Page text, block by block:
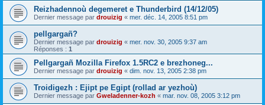
Reizhadennoù degemeret e Thunderbird (14/12/05)
Dernier message par drouizig « mer. déc. 14, 2005 8:51 pm
pellgargañ?
Dernier message par drouizig « mer. nov. 30, 2005 9:37 am
Réponses : 1
Pellgargañ Mozilla Firefox 1.5RC2 e brezhoneg...
Dernier message par drouizig « dim. nov. 13, 2005 2:38 pm
Troidigezh : Ejipt pe Egipt (rollad ar yezhoù)
Dernier message par Gweladenner-kozh « mar. nov. 08, 2005 3:12 pm